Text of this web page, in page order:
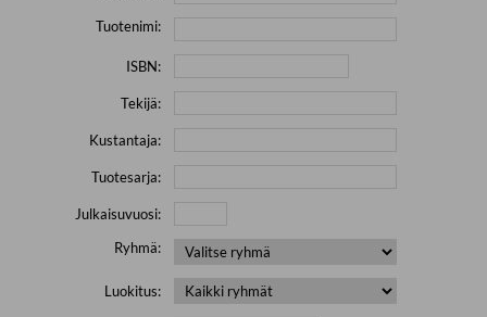
Tuotenimi:
ISBN:
Tekijä:
Kustantaja:
Tuotesarja:
Julkaisuvuosi:
Ryhmä:
Luokitus: